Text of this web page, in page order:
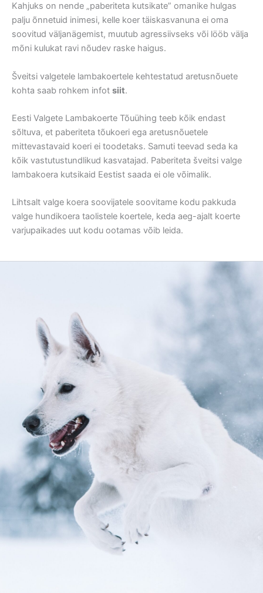
Kahjuks on nende „paberiteta kutsikate” omanike hulgas
palju õnnetuid inimesi, kelle koer täiskasvanuna ei oma
soovitud väljanägemist, muutub agressiivseks või lööb välja
mõni kulukat ravi nõudev raske haigus.
Šveitsi valgetele lambakoertele kehtestatud aretusnõuete
kohta saab rohkem infot siit.
Eesti Valgete Lambakoerte Tõuühing teeb kõik endast
sõltuva, et paberiteta tõukoeri ega aretusnõuetele
mittevastavaid koeri ei toodetaks. Samuti teevad seda ka
kõik vastutustundlikud kasvatajad. Paberiteta šveitsi valge
lambakoera kutsikaid Eestist saada ei ole võimalik.
Lihtsalt valge koera soovijatele soovitame kodu pakkuda
valge hundikoera taolistele koertele, keda aeg-ajalt koerte
varjupaikades uut kodu ootamas võib leida.